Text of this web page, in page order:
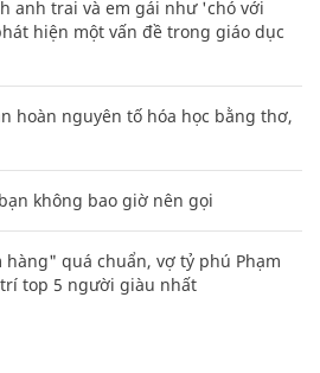
anh trai và em gái như 'chó với
hiện một vấn đề trong giáo dục
hoàn nguyên tố hóa học bằng thơ,
không bao giờ nên gọi
quá chuẩn, vợ tỷ phú Phạm
top 5 người giàu nhất